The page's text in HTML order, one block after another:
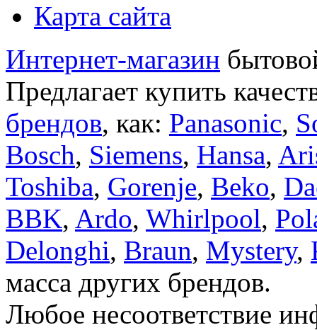
Карта сайта
Интернет-магазин
Предлагает купить
брендов, как: Panasonic,
Bosch, Siemens, Hansa,
Toshiba, Gorenje, Beko,
BBK, Ardo, Whirlpool,
Delonghi, Braun, Mystery,
масса других брендов.
Любое несоответствие